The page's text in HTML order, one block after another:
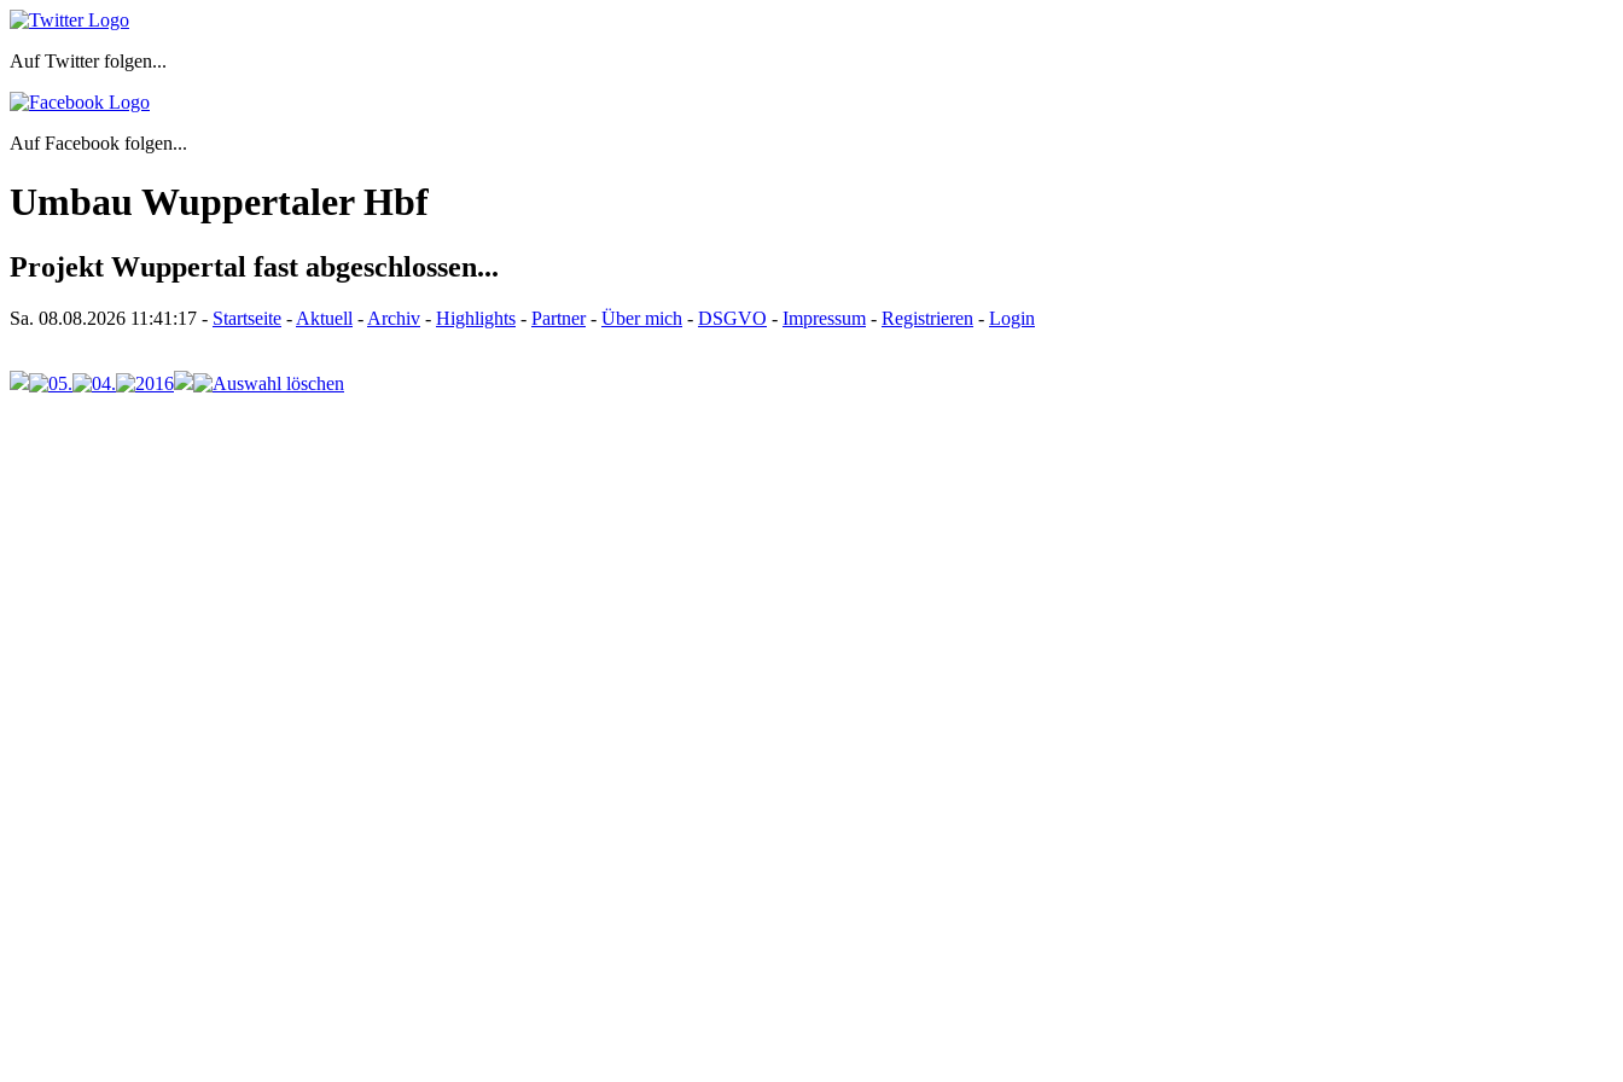
Auf Twitter folgen...
Auf Facebook folgen...
Umbau Wuppertaler Hbf
Projekt Wuppertal fast abgeschlossen...
Sa. 08.08.2026 11:41:17 - Startseite - Aktuell - Archiv - Highlights - Partner- Über mich - DSGVO - Impressum - Registrieren - Login